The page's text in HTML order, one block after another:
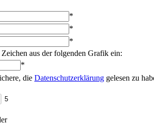
*
*
*
aus der folgenden Grafik ein:
*
die Datenschutzerklärung gelesen zu